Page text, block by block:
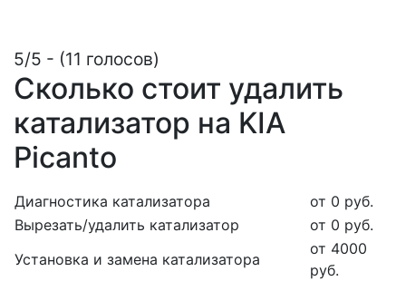
5/5 - (11 голосов)
Сколько стоит удалить
катализатор на KIA
Picanto
Диагностика катализатора
от 0 руб.
Вырезать/удалить катализатор
от 0 руб.
Установка и замена катализатора
от 4000
руб.